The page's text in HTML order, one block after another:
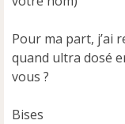
Pour ma part, j’ai
quand ultra dosé
vous ?
Bises